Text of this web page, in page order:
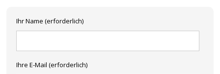
Ihr Name (erforderlich)
Ihre E-Mail (erforderlich)